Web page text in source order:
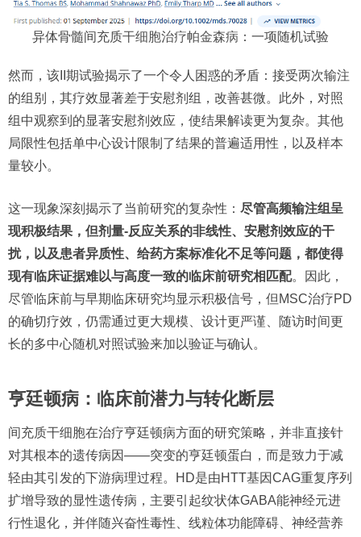
异体骨髓间充质干细胞治疗帕金森病 ：一项随机试验
然而，该II期试验揭示了一个令人困惑的矛盾：接受两次输注
的组别，其疗效显著差于安慰剂组，改善甚微。此外，对照
组中观察到的显著安慰剂效应，使结果解读更为复杂。其他
局限性包括单中心设计限制了结果的普遍适用性，以及样本
量较小。
这一现象深刻揭示了当前研究的复杂性： 尽管高频输注组呈
现积极结果，但剂量-反应关系的非线性、安慰剂效应的干
扰，以及患者异质性、给药方案标准化不足等问题，都使得
现有临床证据难以与高度一致的临床前研究相匹配。因此，
尽管临床前与早期临床研究均显示积极信号，但MSC治疗PD
的确切疗效，仍需通过更大规模、设计更严谨、随访时间更
长的多中心随机对照试验来加以验证与确认。
亨廷顿病：临床前潜力与转化断层
间充质干细胞在治疗亨廷顿病方面的研究策略，并非直接针
对其根本的遗传病因——突变的亨廷顿蛋白，而是致力于减
轻由其引发的下游病理过程。HD是由HTT基因CAG重复序列
扩增导致的显性遗传病，主要引起纹状体GABA能神经元进
行性退化，并伴随兴奋性毒性、线粒体功能障碍、神经营养